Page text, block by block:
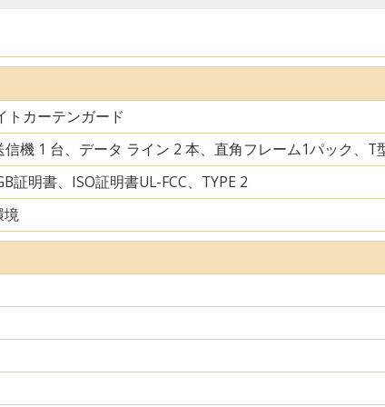
トカーテンガード
信機 1 台、データ ライン 2 本、直角フレーム1パック、T
証明書、ISO証明書UL-FCC、TYPE 2
境